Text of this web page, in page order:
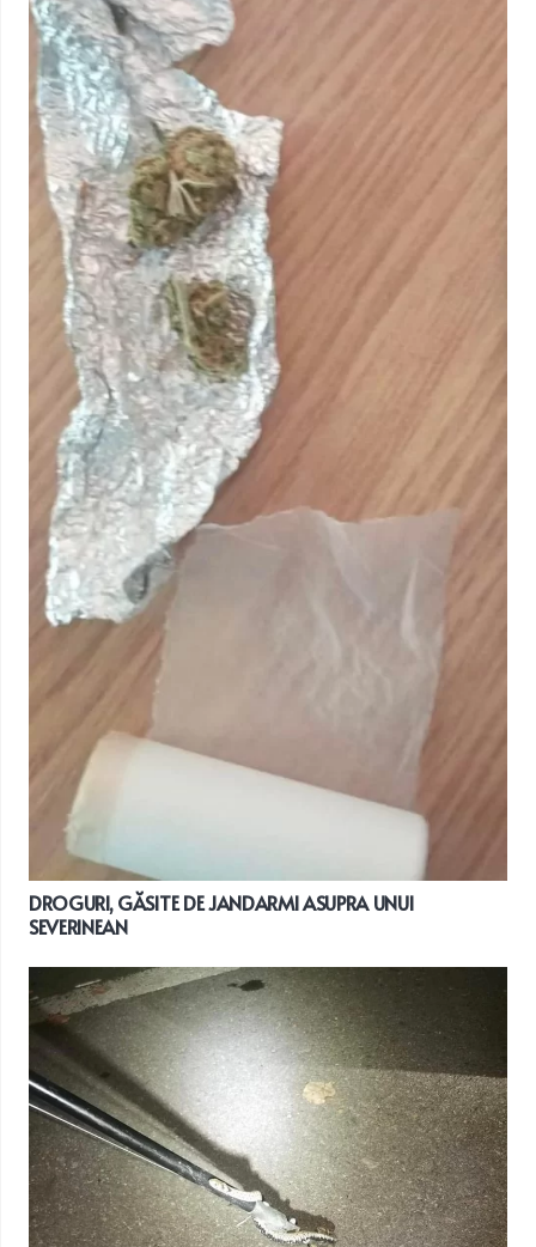
DROGURI, GĂSITE DE JANDARMI ASUPRA UNUI
SEVERINEAN